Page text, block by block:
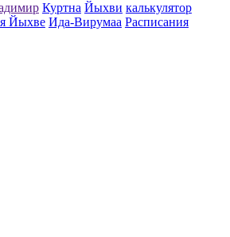
Куртна Йыхви калькулятор
Йыхве Ида-Вирумаа Расписания